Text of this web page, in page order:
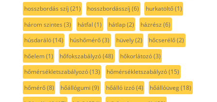
hosszbordás szíj (21) hosszbordásszíj (6) hurkatöltő(1)
három szintes (3) hátfal (1) hátlap(2) házrész (6)
húsdaráló(14) húshőmérő(3) hüvely(2) hőcserélő(2)
hőelem(1) hőfokszabályzó(48) hőkorlátozó(3)
hőmérsékletszabályozó(13) hőmérsékletszabályzó(15)
hőmérő(8) hőállógumi (9) hőálló izzó(4) hőállóüveg(18)